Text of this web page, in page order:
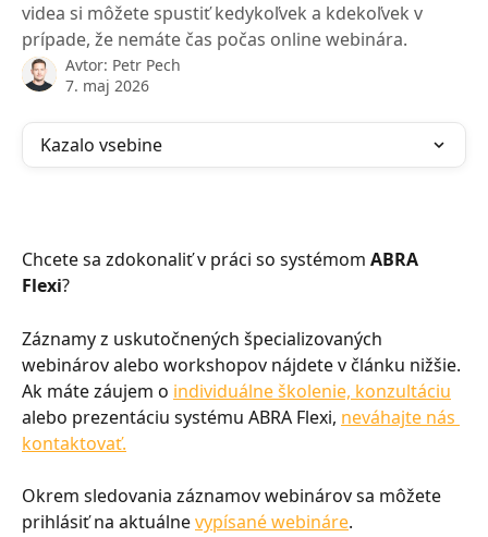
videa si môžete spustiť kedykoľvek a kdekoľvek v
prípade, že nemáte čas počas online webinára.
Avtor: Petr Pech
7. maj 2026
Kazalo vsebine
Chcete sa zdokonaliť v práci so systémom ABRA
Flexi?
Záznamy z uskutočnených špecializovaných
webinárov alebo workshopov nájdete v článku nižšie.
Ak máte záujem o individuálne školenie, konzultáciu
alebo prezentáciu systému ABRA Flexi, neváhajte nás
kontaktovať.
Okrem sledovania záznamov webinárov sa môžete
prihlásiť na aktuálne vypísané webináre.